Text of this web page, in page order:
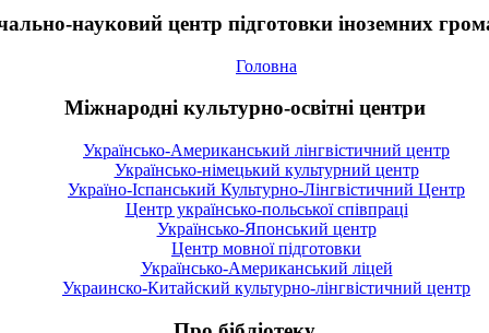
науковий центр підготовки іноземних
Головна
Міжнародні культурно-освітні центри
Українсько-Американський лінгвістичний центр
Українсько-німецький культурний центр
Україно-Іспанський Культурно-Лінгвістичний Центр
Центр українсько-польської співпраці
Українсько-Японський центр
Центр мовної підготовки
Українсько-Американський ліцей
Украинско-Китайский культурно-лінгвістичний центр